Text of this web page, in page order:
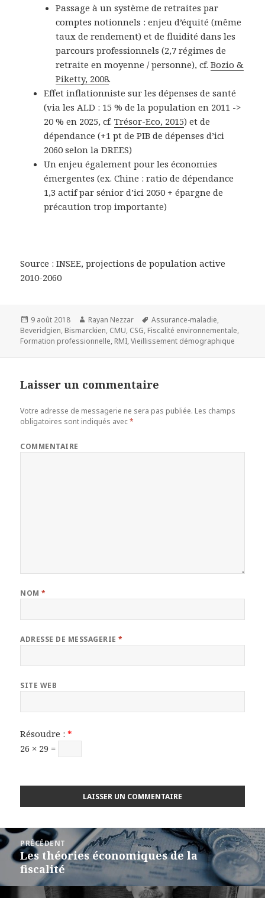
Passage à un système de retraites par
comptes notionnels : enjeu d’équité (même
taux de rendement) et de fluidité dans les
parcours professionnels (2,7 régimes de
retraite en moyenne / personne), cf.Bozio &
Piketty, 2008.
Effet inflationniste sur les dépenses de santé
(via les ALD : 15 % de la population en 2011 ->
20 % en 2025, cf.Trésor-Eco, 2015) et de
dépendance (+1 pt de PIB de dépenses d’ici
2060 selon la DREES)
Un enjeu également pour les économies
émergentes (ex. Chine : ratio de dépendance
1,3 actif par sénior d’ici 2050 + épargne de
précaution trop importante)
Source : INSEE, projections de population active
2010-2060
Publié
le
9 août 2018 Auteur
Rayan Nezzar
Mots-
clés
Assurance-maladie,
Beveridgien, Bismarckien, CMU, CSG, Fiscalité environnementale,
Formation professionnelle, RMI,Vieillissement démographique
Laisser un commentaire
Votre adresse de messagerie ne sera pas publiée. Les champs
obligatoires sont indiqués avec*
COMMENTAIRE
NOM*
ADRESSE DE MESSAGERIE*
SITE WEB
Résoudre :*
26 × 29 =
Navigation
de
l’article
PRÉCÉDENT
Article
précédent :
Les théories économiques de la
fiscalité